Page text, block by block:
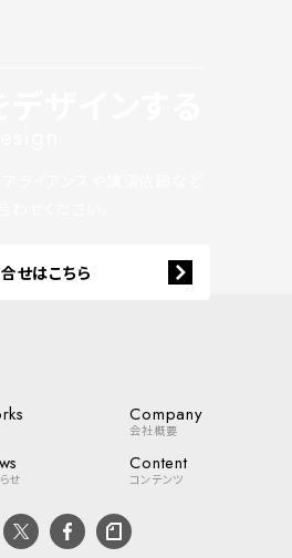
せはこちら
Company
会社概要
せ
Content
コンテンツ